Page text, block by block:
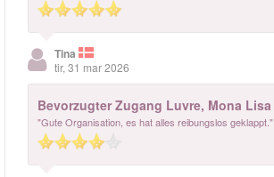
Tina
tir, 31 mar 2026
Bevorzugter Zugang Luvre, Mona Lisa
"Gute Organisation, es hat alles reibungslos geklappt."